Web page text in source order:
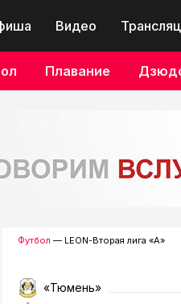
Видео
Плавание
Футбол — LEON-Вторая лига «А»
«Тюмень»